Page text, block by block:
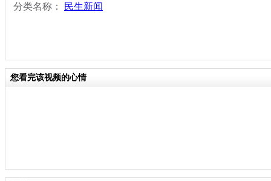
分类名称： 民生新闻
您看完该视频的心情